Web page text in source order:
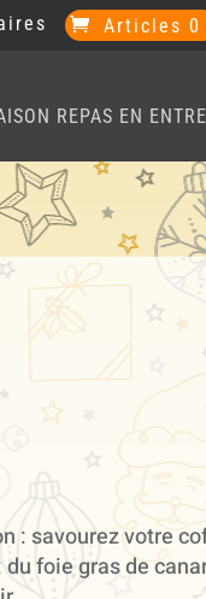
Articles 0
REPAS EN
savourez votre
foie gras de